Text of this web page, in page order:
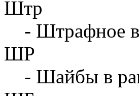
Штр
- Штрафное
ШР
- Шайбы в